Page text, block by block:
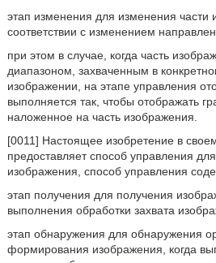
этап изменения для изменения части
соответствии с изменением
при этом в случае, когда часть
диапазоном, захваченным в
изображении, на этапе управления
выполняется так, чтобы отображать
наложенное на часть изображения.
[0011] Настоящее изобретение в
предоставляет способ управления
изображения, способ управления
этап получения для получения
выполнения обработки захвата
этап обнаружения для обнаружения
формирования изображения, когда